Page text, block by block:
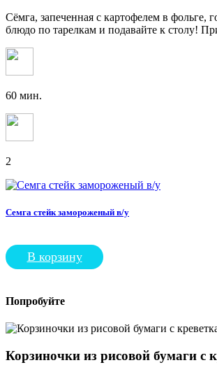
Сёмга, запеченная с картофелем в фольге,
блюдо по тарелкам и подавайте к столу!
60 мин.
2
Семга стейк замороженый в/у
В корзину
Попробуйте
Корзиночки из рисовой бумаги с